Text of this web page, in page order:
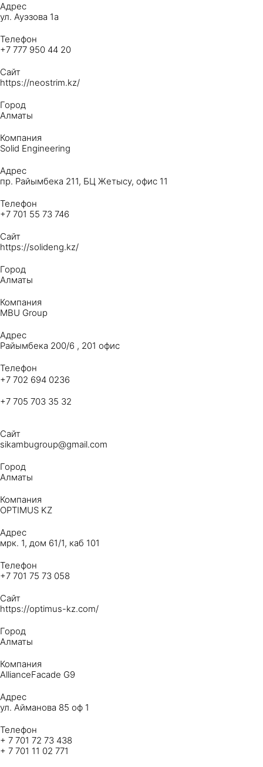
Адрес
ул. Ауэзова 1а
Телефон
+7 777 950 44 20
Сайт
https://neostrim.kz/
Город
Алматы
Компания
Solid Engineering
Адрес
пр. Райымбека 211, БЦ Жетысу, офис 11
Телефон
+7 701 55 73 746
Сайт
https://solideng.kz/
Город
Алматы
Компания
MBU Group
Адрес
Райымбека 200/6 , 201 офис
Телефон
+7 702 694 0236
+7 705 703 35 32
Сайт
sikambugroup@gmail.com
Город
Алматы
Компания
OPTIMUS KZ
Адрес
мрк. 1, дом 61/1, каб 101
Телефон
+7 701 75 73 058
Сайт
https://optimus-kz.com/
Город
Алматы
Компания
AllianceFacade G9
Адрес
ул. Айманова 85 оф 1
Телефон
+ 7 701 72 73 438
+ 7 701 11 02 771